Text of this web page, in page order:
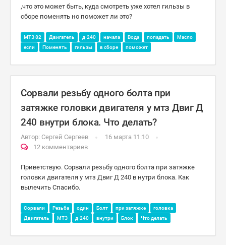
,что это может быть, куда смотреть уже хотел гильзы в
сборе поменять но поможет ли это?
МТЗ 82 Двигатель д-240 начала Вода попадать
Масло
если
Поменять гильзы в сборе поможет
Сорвали резьбу одного болта при
затяжке головки двигателя у мтз Двиг Д
240 внутри блока. Что делать?
Автор: Сергей Сергеев
16 марта 11:10
12 комментариев
Приветствую. Сорвали резьбу одного болта при затяжке
головки двигателя у мтз Двиг Д 240 в нутри блока. Как
вылечить Спасибо.
Сорвали Резьба один Болт при затяжке
головка
Двигатель
МТЗ д-240 внутри Блок Что делать